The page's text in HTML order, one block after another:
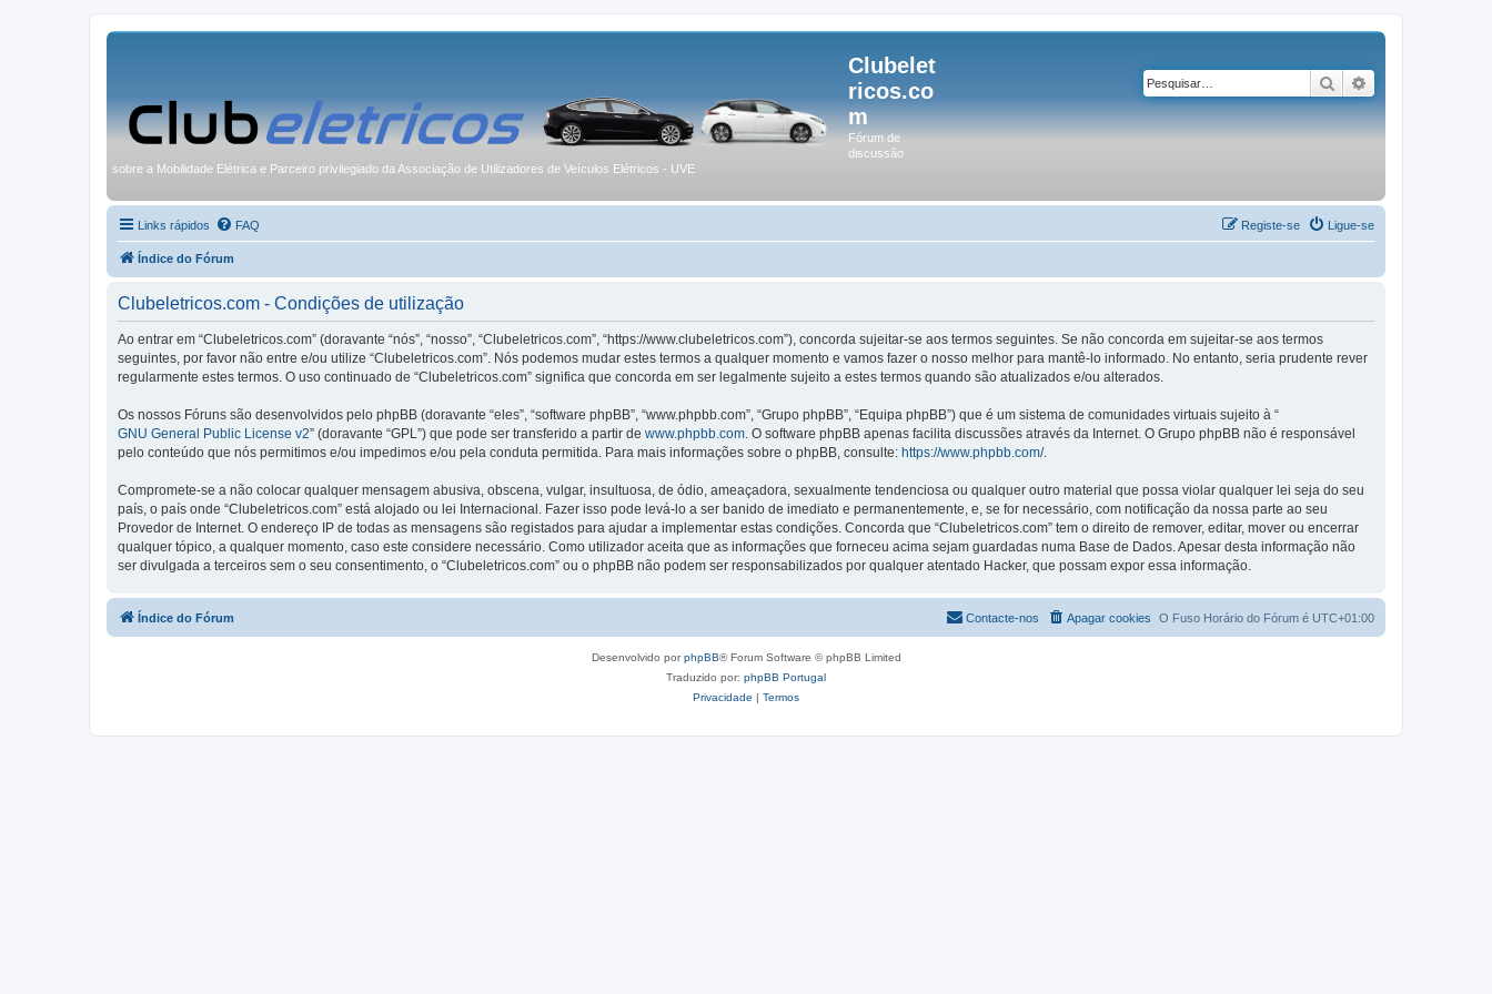
Clubelet
ricos.co
m
Fórum de
discussão
sobre a Mobilidade Elétrica e Parceiro privilegiado da Associação de Utilizadores de Veículos Elétricos - UVE
Pesquisar
Links rápidos FAQ Ligue-se
Registe-se
Índice do Fórum
Clubeletricos.com - Condições de utilização
Ao entrar em “Clubeletricos.com” (doravante “nós”, “nosso”, “Clubeletricos.com”, “https://www.clubeletricos.com”), concorda sujeitar-se aos termos seguintes. Se não concorda em sujeitar-se aos termos
seguintes, por favor não entre e/ou utilize “Clubeletricos.com”. Nós podemos mudar estes termos a qualquer momento e vamos fazer o nosso melhor para mantê-lo informado. No entanto, seria prudente rever
regularmente estes termos. O uso continuado de “Clubeletricos.com” significa que concorda em ser legalmente sujeito a estes termos quando são atualizados e/ou alterados.
Os nossos Fóruns são desenvolvidos pelo phpBB (doravante “eles”, “software phpBB”, “www.phpbb.com”, “Grupo phpBB”, “Equipa phpBB”) que é um sistema de comunidades virtuais sujeito à “
GNU General Public License v2” (doravante “GPL”) que pode ser transferido a partir de www.phpbb.com . O software phpBB apenas facilita discussões através da Internet. O Grupo phpBB não é responsável
pelo conteúdo que nós permitimos e/ou impedimos e/ou pela conduta permitida. Para mais informações sobre o phpBB, consulte: https://www.phpbb.com/.
Compromete-se a não colocar qualquer mensagem abusiva, obscena, vulgar, insultuosa, de ódio, ameaçadora, sexualmente tendenciosa ou qualquer outro material que possa violar qualquer lei seja do seu
país, o país onde “Clubeletricos.com” está alojado ou lei Internacional. Fazer isso pode levá-lo a ser banido de imediato e permanentemente, e, se for necessário, com notificação da nossa parte ao seu
Provedor de Internet. O endereço IP de todas as mensagens são registados para ajudar a implementar estas condições. Concorda que “Clubeletricos.com” tem o direito de remover, editar, mover ou encerrar
qualquer tópico, a qualquer momento, caso este considere necessário. Como utilizador aceita que as informações que forneceu acima sejam guardadas numa Base de Dados. Apesar desta informação não
ser divulgada a terceiros sem o seu consentimento, o “Clubeletricos.com” ou o phpBB não podem ser responsabilizados por qualquer atentado Hacker, que possam expor essa informação.
Índice do Fórum O Fuso Horário do Fórum é UTC+01:00
Apagar cookies
Contacte-nos
Desenvolvido porphpBB® Forum Software © phpBB Limited
Traduzido por: phpBB Portugal
Privacidade | Termos